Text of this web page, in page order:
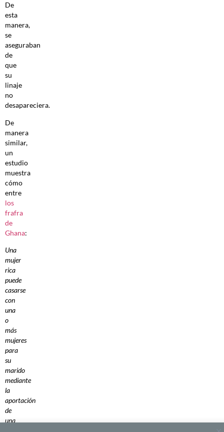
De
esta
manera,
se
aseguraban
de
que
su
linaje
no
desapareciera.
De
manera
similar,
un
estudio
muestra
cómo
entre
los
frafra
de
Ghana:
Una
mujer
rica
puede
casarse
con
una
o
más
mujeres
para
su
marido
mediante
la
aportación
de
una